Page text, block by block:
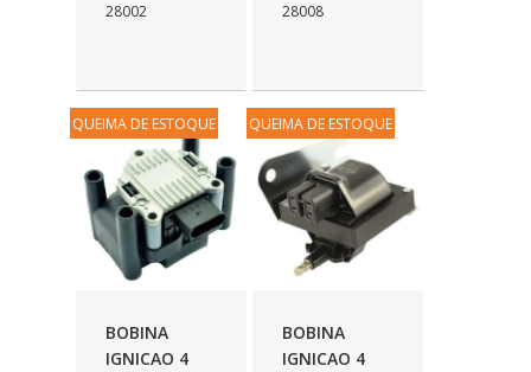
28002
28008
BOBINA
IGNICAO 4
QUEIMA DE ESTOQUE
BOBINA
IGNICAO 4
QUEIMA DE ESTOQUE